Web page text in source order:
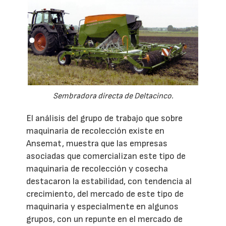
Sembradora directa de Deltacinco.
El análisis del grupo de trabajo que sobre
maquinaria de recolección existe en
Ansemat, muestra que las empresas
asociadas que comercializan este tipo de
maquinaria de recolección y cosecha
destacaron la estabilidad, con tendencia al
crecimiento, del mercado de este tipo de
maquinaria y especialmente en algunos
grupos, con un repunte en el mercado de